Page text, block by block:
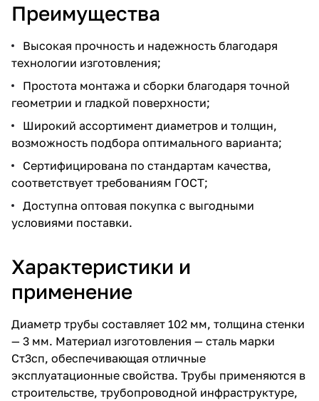
Преимущества
Высокая прочность и надежность благодаря
технологии изготовления;
Простота монтажа и сборки благодаря точной
геометрии и гладкой поверхности;
Широкий ассортимент диаметров и толщин,
возможность подбора оптимального варианта;
Сертифицирована по стандартам качества,
соответствует требованиям ГОСТ;
Доступна оптовая покупка с выгодными
условиями поставки.
Характеристики и
применение
Диаметр трубы составляет 102 мм, толщина стенки
— 3 мм. Материал изготовления — сталь марки
Ст3сп, обеспечивающая отличные
эксплуатационные свойства. Трубы применяются в
строительстве, трубопроводной инфраструктуре,